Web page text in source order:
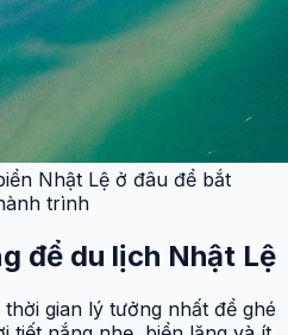
Nhật Lệ ở đâu để bắt
trình
để du lịch Nhật Lệ
gian lý tưởng nhất để ghé